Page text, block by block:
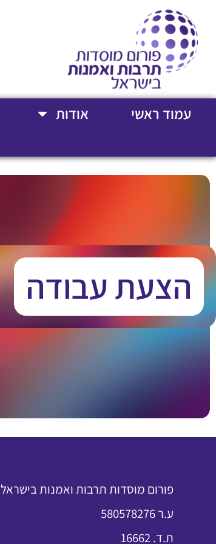
עמוד ראשי אודות
הצעת עבודה
פורום מוסדות תרבות ואמנות בישראל
ע.ר 580578276
ת.ד. 16662